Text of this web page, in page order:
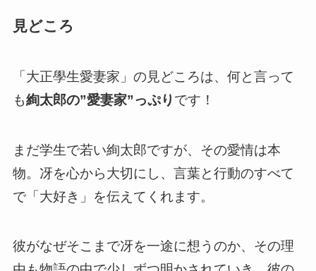
見どころ
「大正學生愛妻家」の見どころは、何と言って
も絢太郎の”愛妻家”っぷり です！
まだ学生で若い絢太郎ですが、その愛情は本
物。冴を心から大切にし、言葉と行動のすべて
で「大好き」を伝えてくれます。
彼がなぜそこまで冴を一途に想うのか、その理